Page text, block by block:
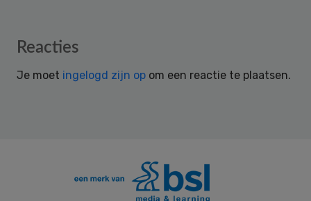
Reader
Reacties
Je moet ingelogd zijn op om een reactie te plaatsen.